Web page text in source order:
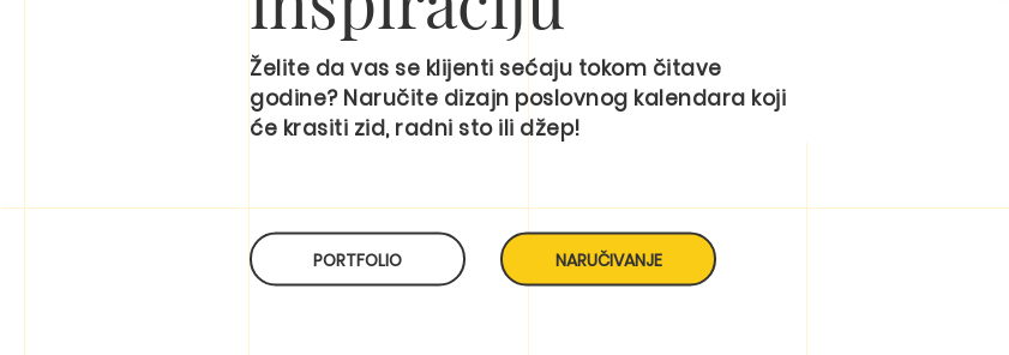
Želite da vas se klijenti sećaju tokom čitave
godine? Naručite dizajn poslovnog kalendara koji
će krasiti zid, radni sto ili džep!
PORTFOLIO NARUČIVANJE